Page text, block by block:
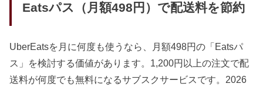
Eatsパス（月額498円）で配送料を節約
UberEatsを月に何度も使うなら、月額498円の「Eatsパ
ス」を検討する価値があります。1,200円以上の注文で配
送料が何度でも無料になるサブスクサービスです。2026